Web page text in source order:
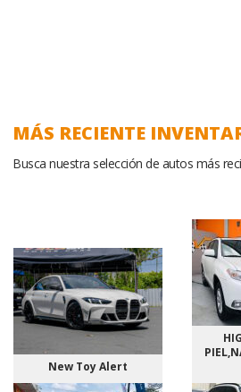
MÁS RECIENTE
Busca nuestra selección de autos más
New Toy Alert